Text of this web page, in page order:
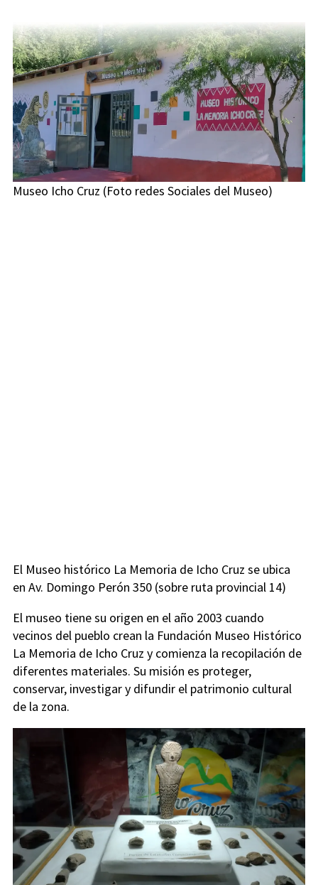
Museo Icho Cruz (Foto redes Sociales del Museo)
El Museo histórico La Memoria de Icho Cruz se ubica
en Av. Domingo Perón 350 (sobre ruta provincial 14)
El museo tiene su origen en el año 2003 cuando
vecinos del pueblo crean la Fundación Museo Histórico
La Memoria de Icho Cruz y comienza la recopilación de
diferentes materiales. Su misión es proteger,
conservar, investigar y difundir el patrimonio cultural
de la zona.